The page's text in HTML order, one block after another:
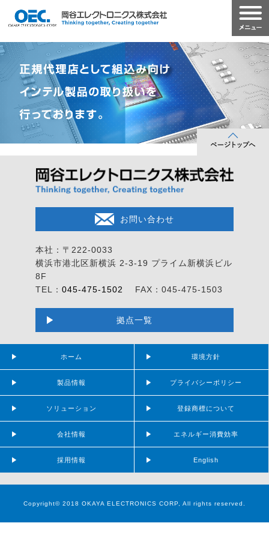
お問い合わせ
本社：〒222-0033
横浜市港北区新横浜 2-3-19 プライム新横浜ビル
8F
TEL： 045-475-1502 FAX：045-475-1503
拠点一覧
ホーム
製品情報
ソリューション
会社情報
採用情報
環境方針
プライバシーポリシー
登録商標について
エネルギー消費効率
English
Copyright© 2018 OKAYA ELECTRONICS CORP, All rights reserved.